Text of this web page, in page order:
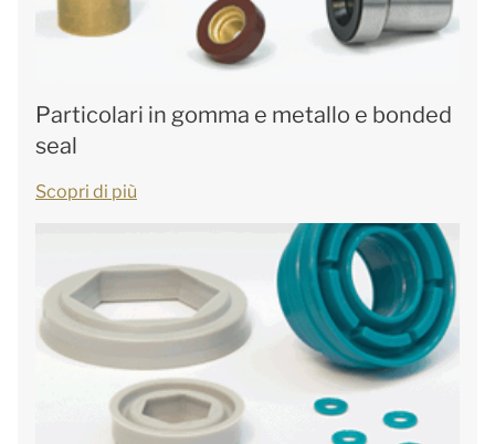
Particolari in gomma e metallo e bonded
seal
Scopri di più